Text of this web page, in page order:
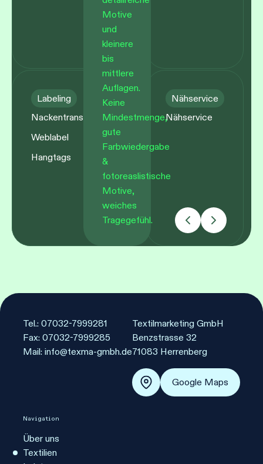
Labeling
Nackentransferlabeling
Weblabel
Hangtags
Nähservice
Nähservice
Motive
und
kleinere
bis
mittlere
Auflagen.
Keine
Mindestmenge,
gute
Farbwiedergabe
&
fotoreaslistische
Motive,
weiches
Tragegefühl.
Tel.: 07032-7999281
Fax: 07032-7999285
Mail: info@texma-gmbh.de
Textilmarketing GmbH
Benzstrasse 32
71083 Herrenberg
Google Maps
Navigation
Über uns
Textilien